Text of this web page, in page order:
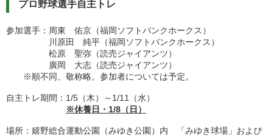
プロ野球選手自主トレ
参加選手：周東 佑京（福岡ソフトバンクホークス）
川原田 純平（福岡ソフトバンクホークス）
松原 聖弥（読売ジャイアンツ）
廣岡 大志（読売ジャイアンツ）
※順不同、敬称略。参加者については予定。
自主トレ期間：1/5（木）～1/11（水）
※休養日・1/8（日）
場所：嬉野総合運動公園（みゆき公園）内 「みゆき球場」および